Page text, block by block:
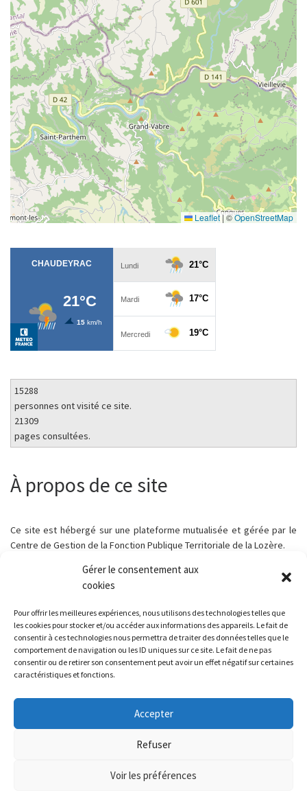
Gérer le consentement aux
cookies
Pour offrir les meilleures expériences, nous utilisons des technologies telles que
les cookies pour stocker et/ou accéder aux informations des appareils. Le fait de
consentir à ces technologies nous permettra de traiter des données telles que le
comportement de navigation ou les ID uniques sur ce site. Le fait de ne pas
consentir ou de retirer son consentement peut avoir un effet négatif sur certaines
caractéristiques et fonctions.
Accepter
Refuser
Voir les préférences
Leaflet|©OpenStreetMap
15288
personnes ont visité ce site.
21309
pages consultées.
À propos de ce site
Ce site est hébergé sur une plateforme mutualisée et gérée par le
Centre de Gestion de la Fonction Publique Territoriale de la Lozère.
Parcourir les articles
Article précédent
FERMETURE MAIRIE ET AGENCE POSTALE COMMUNALE
RETOUR À LA LISTE